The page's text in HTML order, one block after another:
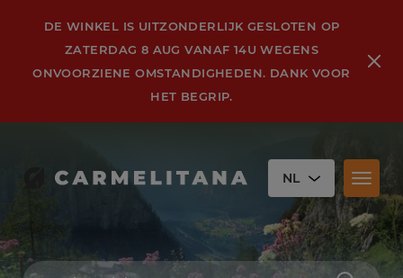
DE WINKEL IS UITZONDERLIJK GESLOTEN OP
ZATERDAG 8 AUG VANAF 14U WEGENS
ONVOORZIENE OMSTANDIGHEDEN. DANK VOOR
HET BEGRIP.
NL
Zoek